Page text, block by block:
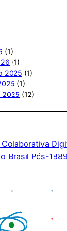
(1)
(1)
2025 (1)
(1)
2025 (12)
Brasil Pós-1889